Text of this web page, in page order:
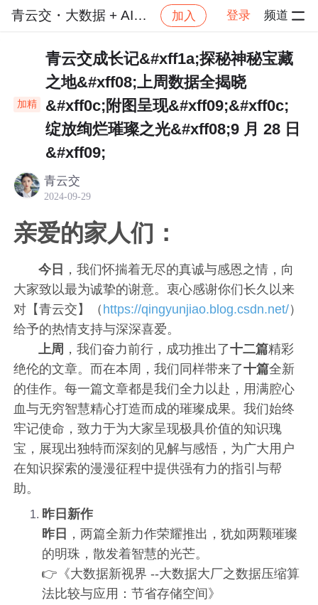
青云交・大数据 + AI 技术轻创变现圈 加入 登录 频道
青云交・大数据 + AI 技术轻创变现圈 每日
加精
青云交成长记&#xff1a;探秘神秘宝藏
之地&#xff08;上周数据全揭晓
&#xff0c;附图呈现&#xff09;&#xff0c;
绽放绚烂璀璨之光&#xff08;9 月 28 日
&#xff09;
青云交
2024-09-29
亲爱的家人们：
今日 ，我们怀揣着无尽的真诚与感恩之情，向
大家致以最为诚挚的谢意。衷心感谢你们长久以来
对【青云交】（ https://qingyunjiao.blog.csdn.net/）
给予的热情支持与深深喜爱。
上周 ，我们奋力前行，成功推出了十二篇精彩
绝伦的文章。而在本周，我们同样带来了十篇全新
的佳作。每一篇文章都是我们全力以赴，用满腔心
血与无穷智慧精心打造而成的璀璨成果。我们始终
牢记使命，致力于为大家呈现极具价值的知识瑰
宝，展现出独特而深刻的见解与感悟，为广大用户
在知识探索的漫漫征程中提供强有力的指引与帮
助。
昨日新作
昨日 ，两篇全新力作荣耀推出，犹如两颗璀璨
的明珠，散发着智慧的光芒。
👉《大数据新视界 --大数据大厂之数据压缩算
法比较与应用：节省存储空间》